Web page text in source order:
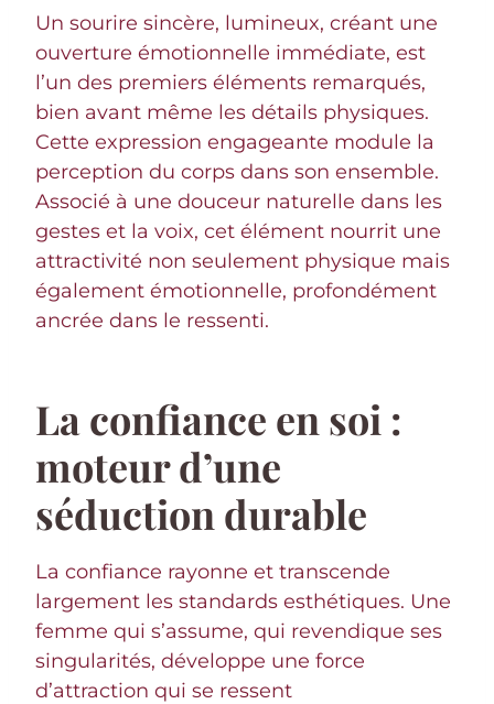
Un sourire sincère, lumineux, créant une
ouverture émotionnelle immédiate, est
l’un des premiers éléments remarqués,
bien avant même les détails physiques.
Cette expression engageante module la
perception du corps dans son ensemble.
Associé à une douceur naturelle dans les
gestes et la voix, cet élément nourrit une
attractivité non seulement physique mais
également émotionnelle, profondément
ancrée dans le ressenti.
La confiance en soi :
moteur d’une
séduction durable
La confiance rayonne et transcende
largement les standards esthétiques. Une
femme qui s’assume, qui revendique ses
singularités, développe une force
d’attraction qui se ressent